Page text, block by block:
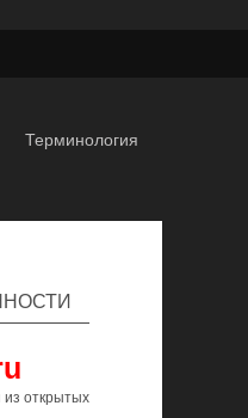
Терминология
открытых